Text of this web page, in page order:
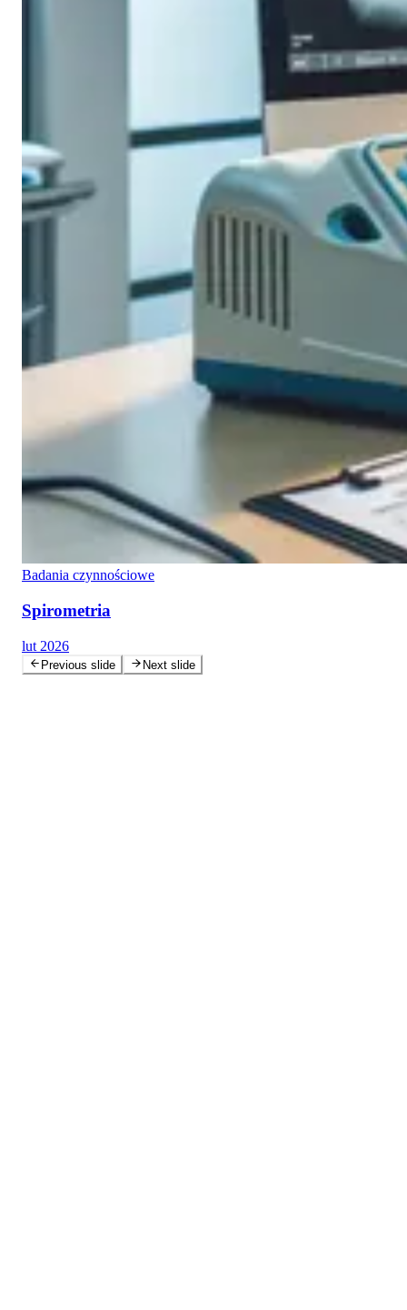
Badania czynnościowe
Spirometria
lut 2026
Previous slide Next slide